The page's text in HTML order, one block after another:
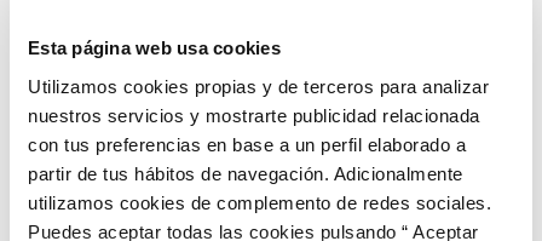
Esta página web usa cookies
Utilizamos cookies propias y de terceros para analizar
nuestros servicios y mostrarte publicidad relacionada
con tus preferencias en base a un perfil elaborado a
partir de tus hábitos de navegación. Adicionalmente
utilizamos cookies de complemento de redes sociales.
Puedes aceptar todas las cookies pulsando “ Aceptar
Name and surname(s)*
Identity document